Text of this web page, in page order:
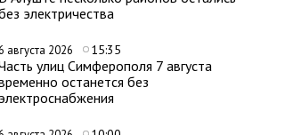
электричества
августа 2026 15:35
улиц Симферополя 7 августа
останется без
электроснабжения